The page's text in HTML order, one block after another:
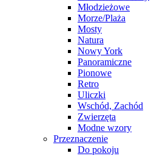
Młodzieżowe
Morze/Plaża
Mosty
Natura
Nowy York
Panoramiczne
Pionowe
Retro
Uliczki
Wschód, Zachód
Zwierzęta
Modne wzory
Przeznaczenie
Do pokoju